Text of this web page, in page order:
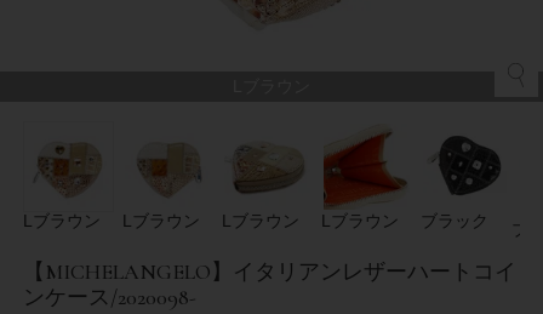
Lブラウン Lブラウン Lブラウン Lブラウン ブラック ブ
【MICHELANGELO】イタリアンレザーハートコイ
ンケース/2020098-